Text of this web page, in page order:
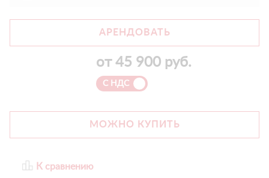
АРЕНДОВАТЬ
от 45 900 руб.
С НДС
МОЖНО КУПИТЬ
К сравнению